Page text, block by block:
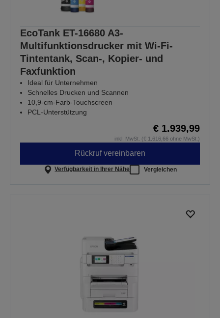
EcoTank ET-16680 A3-
Multifunktionsdrucker mit Wi-Fi-
Tintentank, Scan-, Kopier- und
Faxfunktion
Ideal für Unternehmen
Schnelles Drucken und Scannen
10,9-cm-Farb-Touchscreen
PCL-Unterstützung
€ 1.939,99
inkl. MwSt. (€ 1.616,66 ohne MwSt.)
Rückruf vereinbaren
Verfügbarkeit in Ihrer Nähe Vergleichen